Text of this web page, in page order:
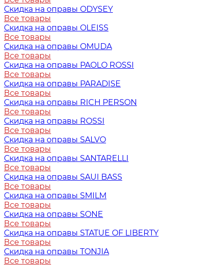
Скидка на оправы ODYSEY
Все товары
Скидка на оправы OLEISS
Все товары
Скидка на оправы OMUDA
Все товары
Скидка на оправы PAOLO ROSSI
Все товары
Скидка на оправы PARADISE
Все товары
Скидка на оправы RICH PERSON
Все товары
Скидка на оправы ROSSI
Все товары
Скидка на оправы SALVO
Все товары
Скидка на оправы SANTARELLI
Все товары
Скидка на оправы SAUI BASS
Все товары
Скидка на оправы SMILM
Все товары
Скидка на оправы SONE
Все товары
Скидка на оправы STATUE OF LIBERTY
Все товары
Скидка на оправы TONJIA
Все товары